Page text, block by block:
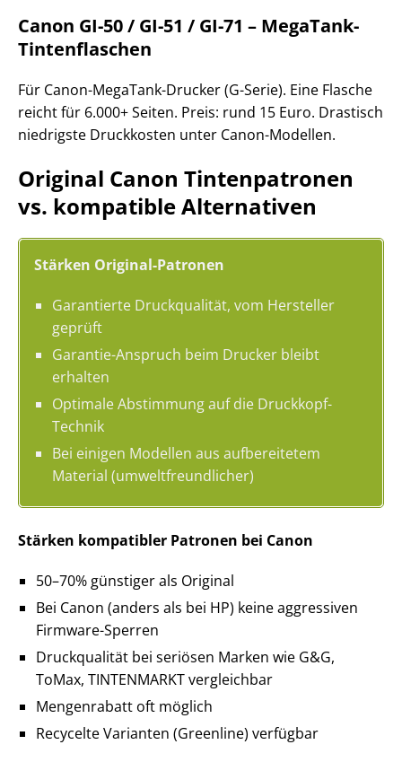
Canon GI-50 / GI-51 / GI-71 – MegaTank-
Tintenflaschen
Für Canon-MegaTank-Drucker (G-Serie). Eine Flasche
reicht für 6.000+ Seiten. Preis: rund 15 Euro. Drastisch
niedrigste Druckkosten unter Canon-Modellen.
Original Canon Tintenpatronen
vs. kompatible Alternativen
Stärken Original-Patronen
Garantierte Druckqualität, vom Hersteller
geprüft
Garantie-Anspruch beim Drucker bleibt
erhalten
Optimale Abstimmung auf die Druckkopf-
Technik
Bei einigen Modellen aus aufbereitetem
Material (umweltfreundlicher)
Stärken kompatibler Patronen bei Canon
50–70% günstiger als Original
Bei Canon (anders als bei HP) keine aggressiven
Firmware-Sperren
Druckqualität bei seriösen Marken wie G&G,
ToMax, TINTENMARKT vergleichbar
Mengenrabatt oft möglich
Recycelte Varianten (Greenline) verfügbar